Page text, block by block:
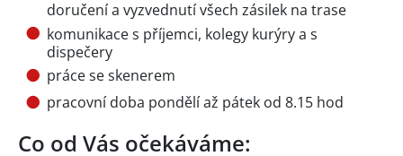
doručení a vyzvednutí všech zásilek na trase
komunikace s příjemci, kolegy kurýry a s
dispečery
práce se skenerem
pracovní doba pondělí až pátek od 8.15 hod
Co od Vás očekáváme: